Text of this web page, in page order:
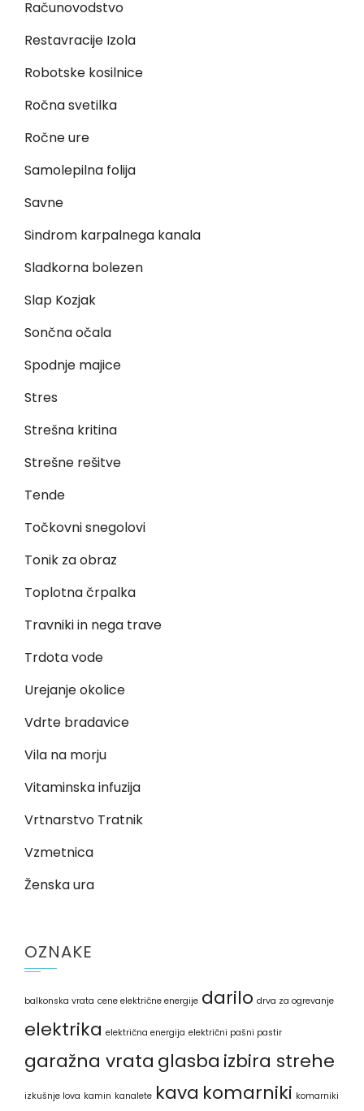
Računovodstvo
Restavracije Izola
Robotske kosilnice
Ročna svetilka
Ročne ure
Samolepilna folija
Savne
Sindrom karpalnega kanala
Sladkorna bolezen
Slap Kozjak
Sončna očala
Spodnje majice
Stres
Strešna kritina
Strešne rešitve
Tende
Točkovni snegolovi
Tonik za obraz
Toplotna črpalka
Travniki in nega trave
Trdota vode
Urejanje okolice
Vdrte bradavice
Vila na morju
Vitaminska infuzija
Vrtnarstvo Tratnik
Vzmetnica
Ženska ura
OZNAKE
balkonska vrata cene električne energije darilo drva za ogrevanje
elektrika električna energija električni pašni pastir
garažna vrata glasba izbira strehe
izkušnje lova kamin kanalete kava komarniki komarniki